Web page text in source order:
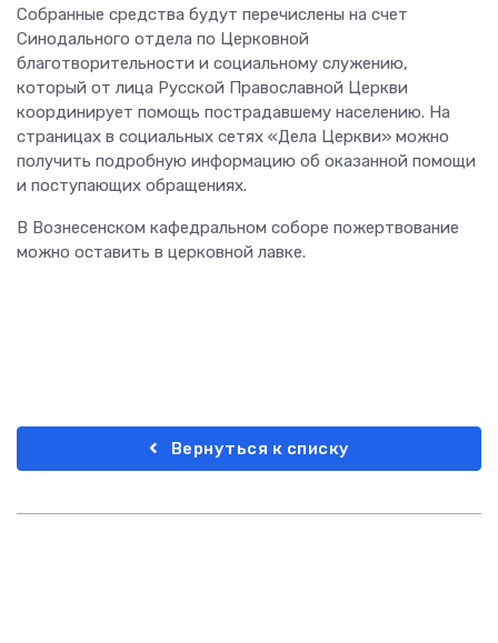
Собранные средства будут перечислены на счет
Синодального отдела по Церковной
благотворительности и социальному служению,
который от лица Русской Православной Церкви
координирует помощь пострадавшему населению. На
страницах в социальных сетях «Дела Церкви» можно
получить подробную информацию об оказанной помощи
и поступающих обращениях.
В Вознесенском кафедральном соборе пожертвование
можно оставить в церковной лавке.
Вернуться к списку